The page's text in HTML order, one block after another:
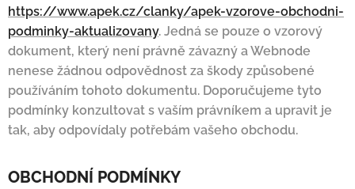
https://www.apek.cz/clanky/apek-vzorove-obchodni-
podminky-aktualizovany. Jedná se pouze o vzorový
dokument, který není právně závazný a Webnode
nenese žádnou odpovědnost za škody způsobené
používáním tohoto dokumentu. Doporučujeme tyto
podmínky konzultovat s vaším právníkem a upravit je
tak, aby odpovídaly potřebám vašeho obchodu.
OBCHODNÍ PODMÍNKY